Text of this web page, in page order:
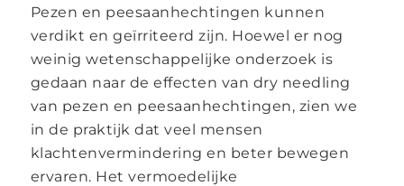
Pezen en peesaanhechtingen kunnen
verdikt en geïrriteerd zijn. Hoewel er nog
weinig wetenschappelijke onderzoek is
gedaan naar de effecten van dry needling
van pezen en peesaanhechtingen, zien we
in de praktijk dat veel mensen
klachtenvermindering en beter bewegen
ervaren. Het vermoedelijke